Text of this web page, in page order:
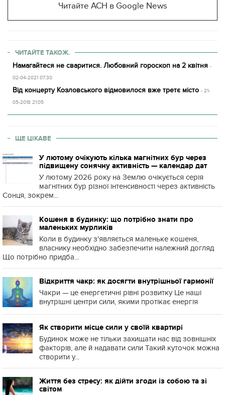
Читайте АСН в Google News
ЧИТАЙТЕ ТАКОЖ.
Намагайтеся не сваритися. Любовний гороскоп на 2 квітня -
02-04-2021 07:30
Від концерту Козловського відмовилося вже третє місто - 21-
05-2018 21:05
ЩЕ ЦІКАВЕ
У лютому очікують кілька магнітних бур через
підвищену сонячну активність — календар дат
У лютому 2026 року на Землю очікується серія
магнітних бур різної інтенсивності через активність
Сонця, зокрем...
Кошеня в будинку: що потрібно знати про
маленьких мурликів
Коли в будинку з'являється маленьке кошеня,
власнику необхідно забезпечити належний догляд
Що потрібно придба...
Відкриття чакр: як досягти внутрішньої гармонії
Чакри — це енергетичні рівні розвитку Це наші
внутрішні центри сили, якими протікає енергія
Як створити місце сили у своїй квартирі
Будинок може не тільки захищати нас від зовнішніх
факторів, але й надавати сили Такий куточок можна
створити у...
Життя без стресу: як дійти згоди із собою та зі
світом